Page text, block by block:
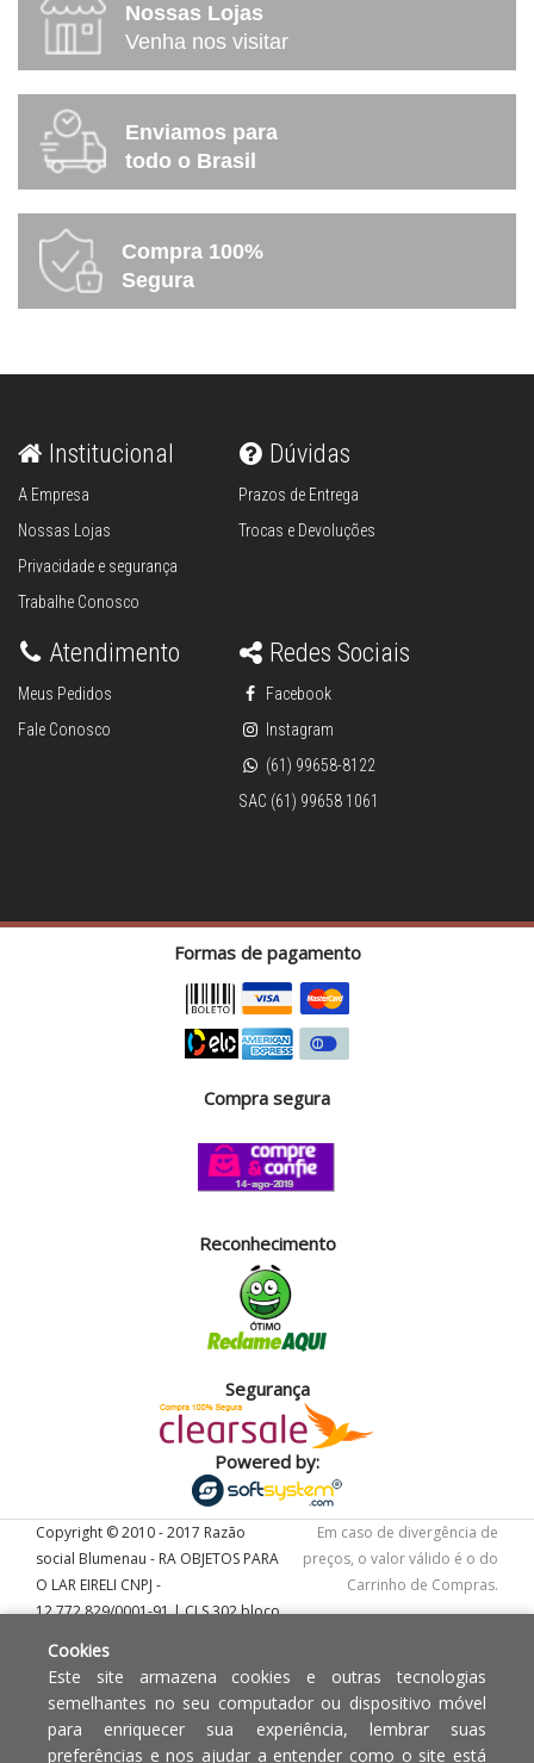
Nossas Lojas
Venha nos visitar
Enviamos para
todo o Brasil
Compra 100%
Segura
Institucional
A Empresa
Nossas Lojas
Privacidade e segurança
Trabalhe Conosco
Dúvidas
Prazos de Entrega
Trocas e Devoluções
Atendimento
Meus Pedidos
Fale Conosco
Redes Sociais
Facebook
Instagram
(61) 99658-8122
SAC (61) 99658 1061
Formas de pagamento
Compra segura
Reconhecimento
Segurança
Powered by:
Copyright © 2010 - 2017 Razão
social Blumenau - RA OBJETOS PARA
O LAR EIRELI CNPJ -
12.772.829/0001-91 | CLS 302 bloco
E loja 33 Asa Sul - Brasília-DF - CEP:
70.338-555
Em caso de divergência de
preços, o valor válido é o do
Carrinho de Compras.
Cookies
Este site armazena cookies e outras tecnologias
semelhantes no seu computador ou dispositivo móvel
para enriquecer sua experiência, lembrar suas
preferências e nos ajudar a entender como o site está